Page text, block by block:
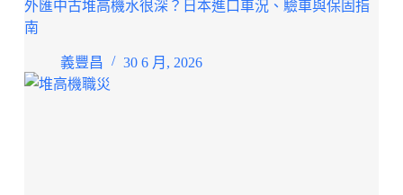
外匯中古堆高機水很深？日本進口車況、驗車與保固指
南
義豐昌 30 6 月, 2026